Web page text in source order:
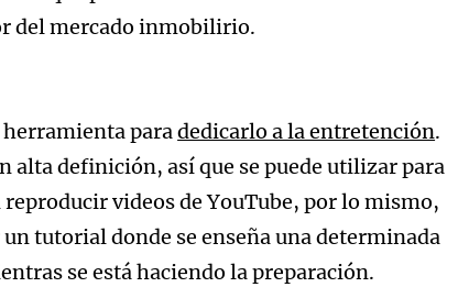
del mercado inmobilirio.
herramienta paradedicarlo a la entretención.
alta definición, así que se puede utilizar para
videos de YouTube, por lo mismo,
tutorial donde se enseña una determinada
se está haciendo la preparación.